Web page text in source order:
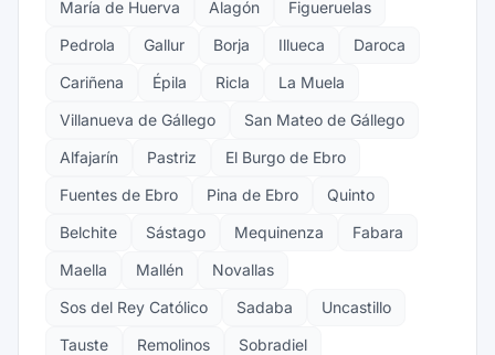
María de Huerva
Alagón
Figueruelas
Pedrola
Gallur Borja Illueca
Daroca
Cariñena
Épila Ricla
La Muela
Villanueva de Gállego
San Mateo de Gállego
Alfajarín
Pastriz
El Burgo de Ebro
Fuentes de Ebro
Pina de Ebro
Quinto
Belchite
Sástago Mequinenza
Fabara
Maella
Mallén
Novallas
Sos del Rey Católico
Sadaba
Uncastillo
Tauste
Remolinos
Sobradiel